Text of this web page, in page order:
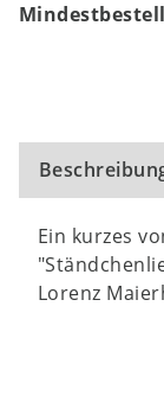
Ein kurzes
Lorenz